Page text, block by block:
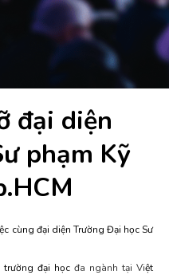
đại diện
phạm Kỹ
cùng đại diện Trường Đại học Sư
trường đại học đa ngành tại Việt